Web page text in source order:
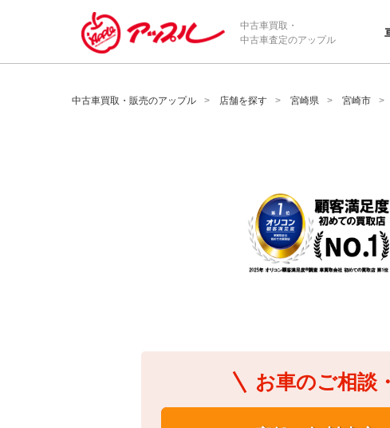
/*ABテスト_新規査定フォームの為のCVボタン*/
中古車買取・
中古車査定のアップル
中古車買取・販売のアップル 店舗を探す 宮崎県 宮崎市
お車のご相談・